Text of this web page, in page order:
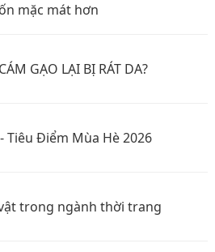
mặc mát hơn
GẠO LẠI BỊ RÁT DA?
Tiêu Điểm Mùa Hè 2026
trong ngành thời trang